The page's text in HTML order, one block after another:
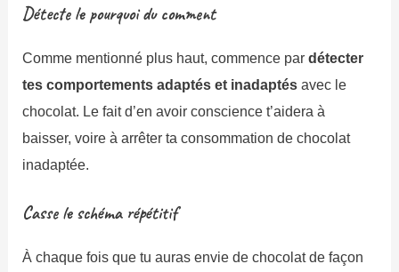
Détecte le pourquoi du comment
Comme mentionné plus haut, commence pardétecter
tes comportements adaptés et inadaptésavec le
chocolat. Le fait d’en avoir conscience t’aidera à
baisser, voire à arrêter ta consommation de chocolat
inadaptée.
Casse le schéma répétitif
À chaque fois que tu auras envie de chocolat de façon